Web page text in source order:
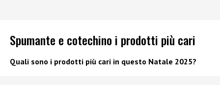
Spumante e cotechino i prodotti più cari
Quali sono i prodotti più cari in questo Natale 2025?